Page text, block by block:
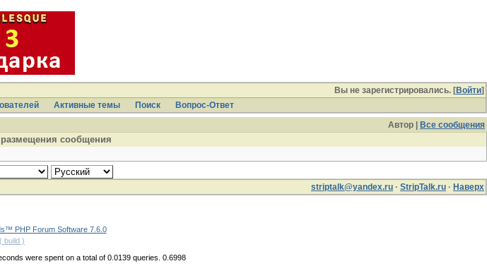
Вы не зарегистрировались. [Войти]
Активные темы Поиcк
Вопрос-Ответ
Автор |
Все сообщения
сообщения
striptalk@yandex.ru · StripTalk.ru · Наверх
PHP Forum Software 7.6.0
( build )
were spent on a total of 0.0139 queries. 0.6998